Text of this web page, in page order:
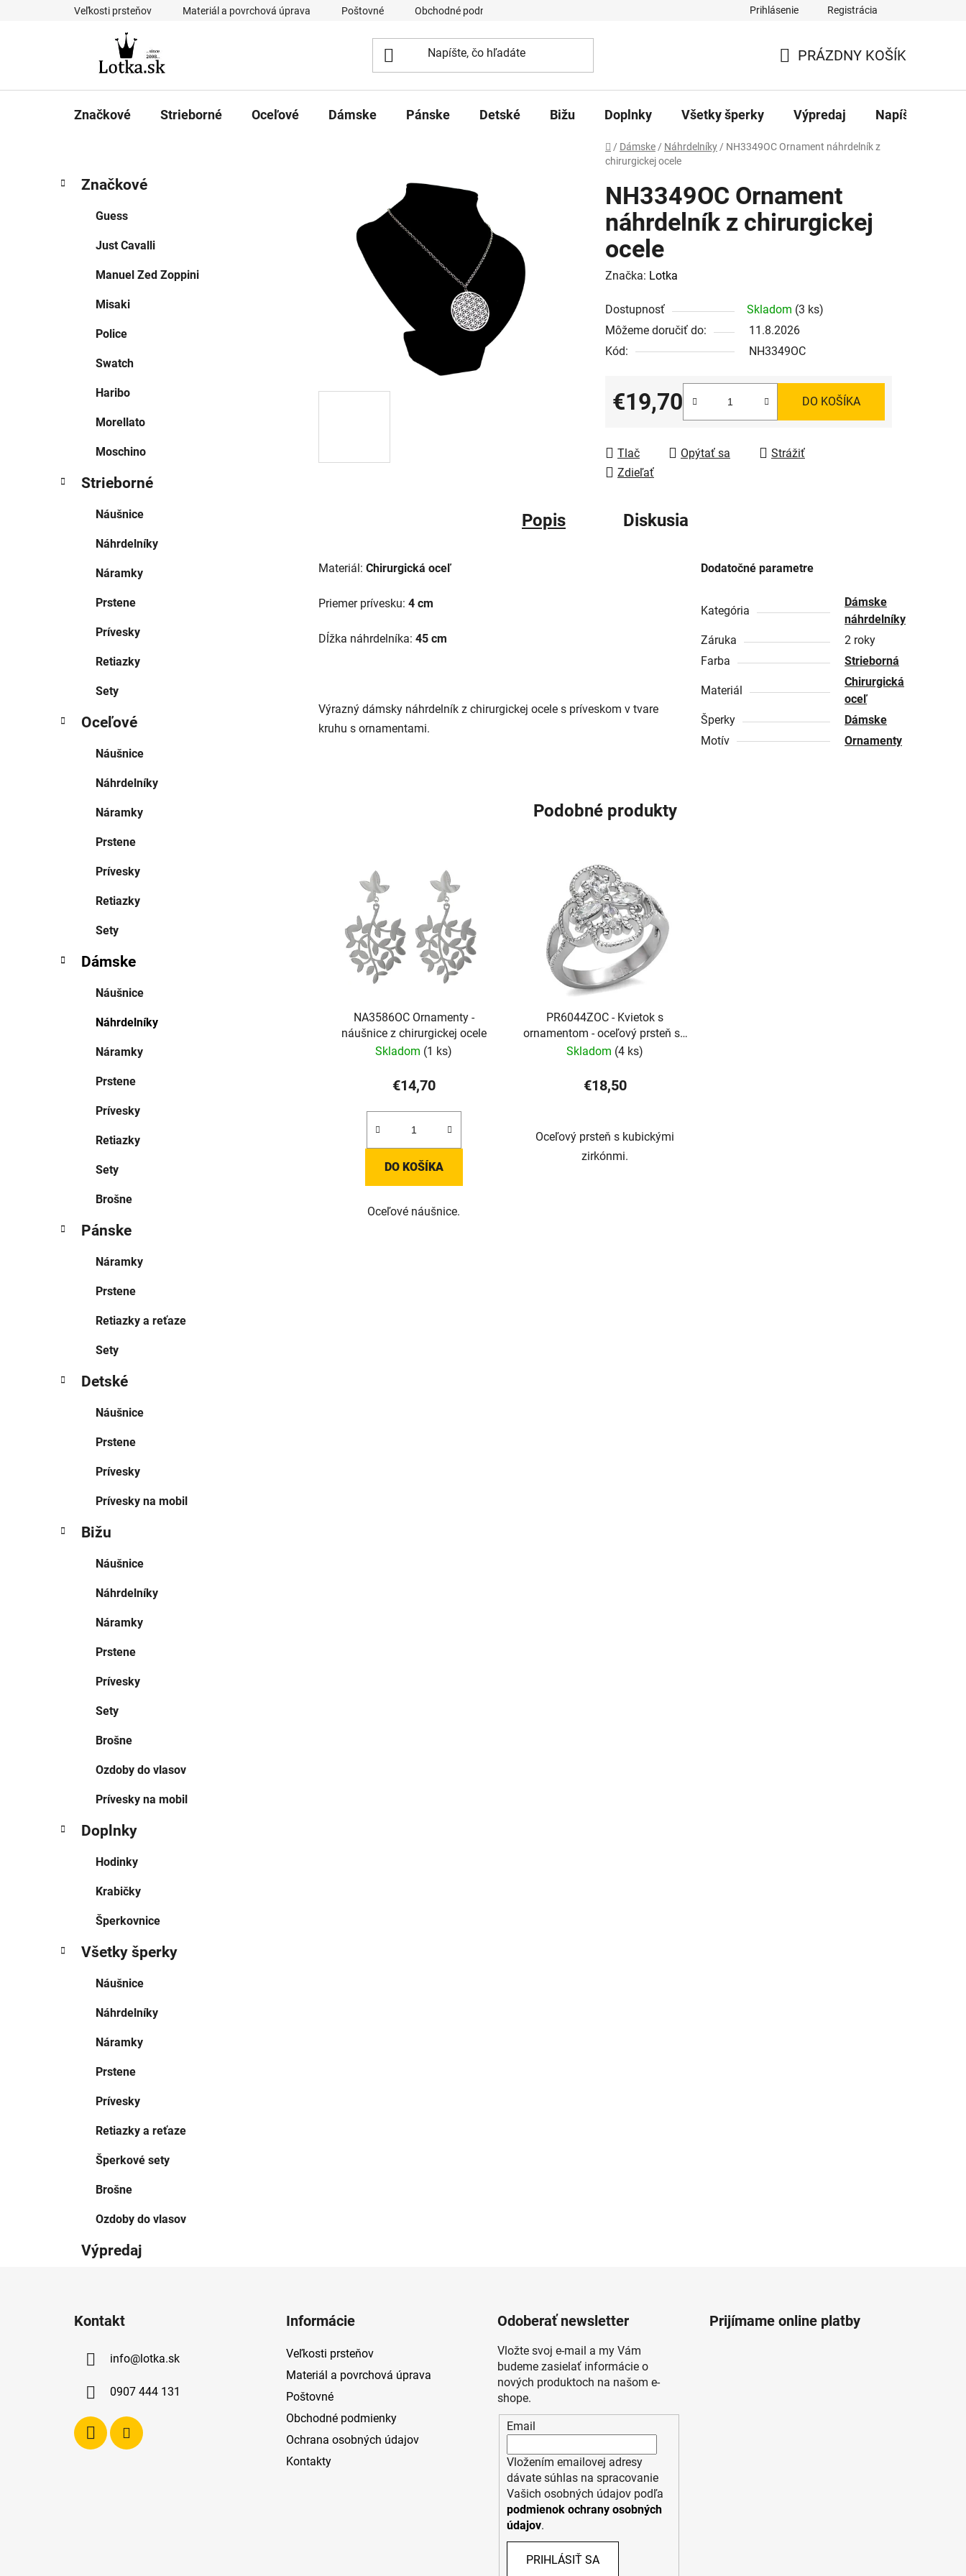
Veľkosti prsteňov Materiál a povrchová úprava Poštovné Obchodné podmienky Prihlásenie Registrácia
KOŠÍK
PRÁZDNY KOŠÍK
Značkové Strieborné Oceľové Dámske Pánske Detské Bižu Doplnky Všetky šperky Výpredaj Napíšte nám
Domov
/ Dámske / Náhrdelníky / NH3349OC Ornament náhrdelník z
chirurgickej ocele
B
kategórie
a
Značkové
Guess
Just Cavalli
Manuel Zed Zoppini
Misaki
Police
Swatch
Haribo
Morellato
Moschino
Strieborné
Náušnice
Náhrdelníky
Náramky
Prstene
Prívesky
Retiazky
Sety
Oceľové
Náušnice
Náhrdelníky
Náramky
Prstene
Prívesky
Retiazky
Sety
Dámske
Náušnice
Náhrdelníky
Náramky
Prstene
Prívesky
Retiazky
Sety
Brošne
Pánske
Náramky
Prstene
Retiazky a reťaze
Sety
Detské
Náušnice
Prstene
Prívesky
Prívesky na mobil
Bižu
Náušnice
Náhrdelníky
Náramky
Prstene
Prívesky
Sety
Brošne
Ozdoby do vlasov
Prívesky na mobil
Doplnky
Hodinky
Krabičky
Šperkovnice
Všetky šperky
Náušnice
Náhrdelníky
Náramky
Prstene
Prívesky
Retiazky a reťaze
Šperkové sety
Brošne
Ozdoby do vlasov
Výpredaj
NH3349OC Ornament
náhrdelník z chirurgickej
ocele
Značka: Lotka
Dostupnosť Skladom (3 ks)
Môžeme doručiť do:
11.8.2026
Kód:
NH3349OC
€19,70
Jednotková cena:
DO KOŠÍKA
Tlač Opýtať sa
Strážiť
Zdieľať
Popis Diskusia
Materiál: Chirurgická oceľ
Priemer prívesku: 4 cm
Dĺžka náhrdelníka: 45 cm
Výrazný dámsky náhrdelník z chirurgickej ocele s príveskom v tvare
kruhu s ornamentami.
Dodatočné parametre
Kategória
Dámske
náhrdelníky
Záruka
2 roky
Farba
Strieborná
Materiál
Chirurgická
oceľ
Šperky
Dámske
Motív
Ornamenty
Podobné produkty
NA3586OC Ornamenty -
náušnice z chirurgickej ocele
Skladom (1 ks)
€14,70
DO KOŠÍKA
Oceľové náušnice.
PR6044ZOC - Kvietok s
ornamentom - oceľový prsteň so
zirkónmi
Skladom (4 ks)
€18,50
Oceľový prsteň s kubickými
zirkónmi.
Kontakt
info@lotka.sk
0907 444 131
Informácie
Veľkosti prsteňov
Materiál a povrchová úprava
Poštovné
Obchodné podmienky
Ochrana osobných údajov
Kontakty
Odoberať newsletter
Vložte svoj e-mail a my Vám
budeme zasielať informácie o
nových produktoch na našom e-
shope.
Email
Vložením emailovej adresy
dávate súhlas na spracovanie
Vašich osobných údajov podľa
podmienok ochrany osobných
údajov.
PRIHLÁSIŤ SA
Prijímame online platby